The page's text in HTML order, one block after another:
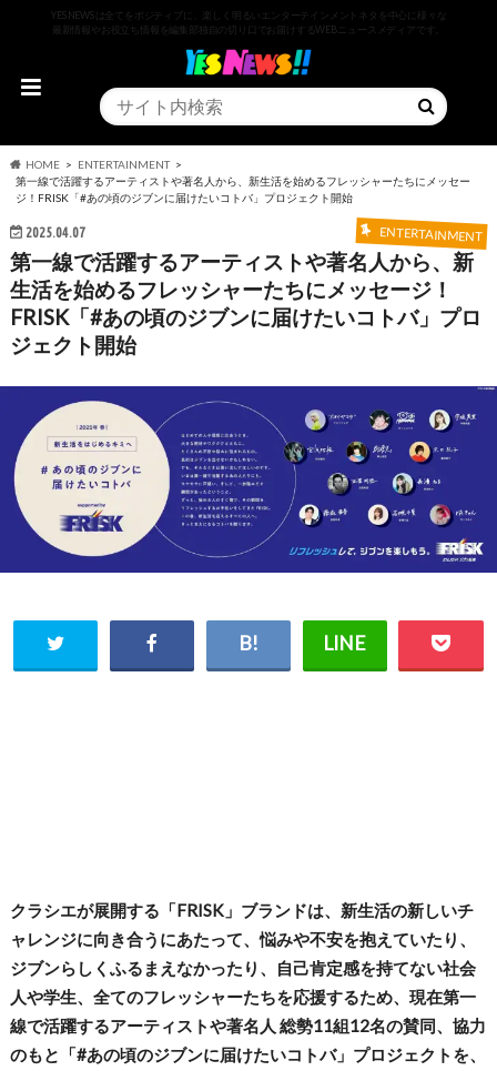
YESNEWSは全てをポジティブに、楽しく明るいエンターテインメントネタを中心に様々な
最新情報やお役立ち情報を編集部独自の切り口でお届けするWEBニュースメディアです。
HOME
ENTERTAINMENT
第一線で活躍するアーティストや著名人から、新生活を始めるフレッシャーたちにメッセー
ジ！FRISK「#あの頃のジブンに届けたいコトバ」プロジェクト開始
2025.04.07 ENTERTAINMENT
第一線で活躍するアーティストや著名人から、新
生活を始めるフレッシャーたちにメッセージ！
FRISK「#あの頃のジブンに届けたいコトバ」プロ
ジェクト開始
クラシエが展開する「FRISK」ブランドは、新生活の新しいチ
ャレンジに向き合うにあたって、悩みや不安を抱えていたり、
ジブンらしくふるまえなかったり、自己肯定感を持てない社会
人や学生、全てのフレッシャーたちを応援するため、現在第一
線で活躍するアーティストや著名人 総勢11組12名の賛同、協力
のもと「#あの頃のジブンに届けたいコトバ」プロジェクトを、